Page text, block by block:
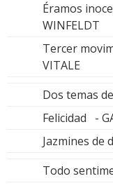
Éramos
WINFELDT
Tercer
VITALE
Dos temas
Felicidad -
Jazmines de
Todo